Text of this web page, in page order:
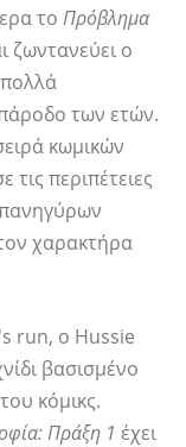
το Πρόβλημα
ζωντανεύει ο
των ετών.
κωμικών
περιπέτειες
πανηγύρων
χαρακτήρα
's run, ο Hussie
βασισμένο
κόμικς.
Πράξη 1 έχει